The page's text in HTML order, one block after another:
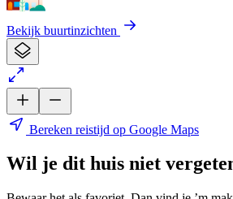
Bekijk buurtinzichten
Bereken reistijd op Google Maps
Wil je dit huis niet